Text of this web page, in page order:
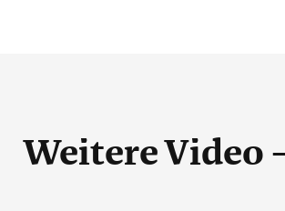
Weitere Video